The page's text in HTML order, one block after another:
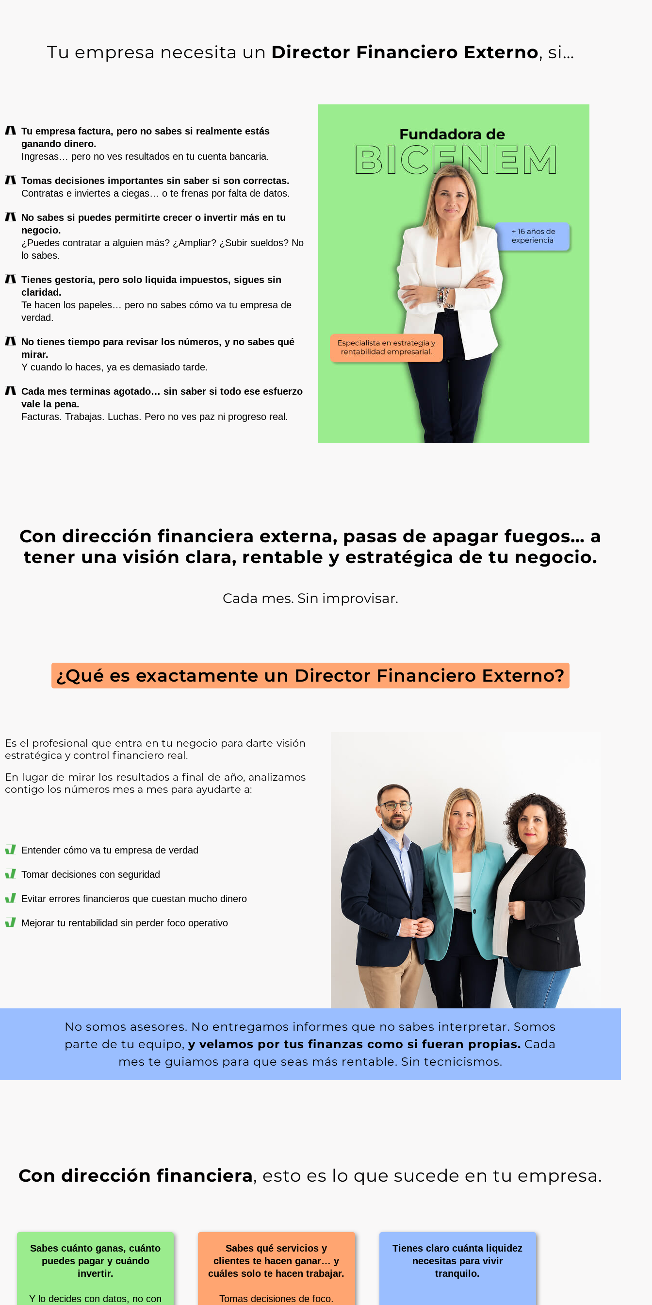
Tu empresa necesita un Director Financiero Externo, si…
Tu empresa factura, pero no sabes si realmente estás
ganando dinero.
Ingresas… pero no ves resultados en tu cuenta bancaria.
Tomas decisiones importantes sin saber si son correctas.
Contratas e inviertes a ciegas… o te frenas por falta de datos.
No sabes si puedes permitirte crecer o invertir más en tu
negocio.
¿Puedes contratar a alguien más? ¿Ampliar? ¿Subir sueldos? No
lo sabes.
Tienes gestoría, pero solo liquida impuestos, sigues sin
claridad.
Te hacen los papeles… pero no sabes cómo va tu empresa de
verdad.
No tienes tiempo para revisar los números, y no sabes qué
mirar.
Y cuando lo haces, ya es demasiado tarde.
Cada mes terminas agotado… sin saber si todo ese esfuerzo
vale la pena.
Facturas. Trabajas. Luchas. Pero no ves paz ni progreso real.
Con dirección financiera externa, pasas de apagar fuegos… a
tener una visión clara, rentable y estratégica de tu negocio.
Cada mes. Sin improvisar.
¿Qué es exactamente un Director Financiero Externo?
Es el profesional que entra en tu negocio para darte visión
estratégica y control financiero real.
En lugar de mirar los resultados a final de año, analizamos
contigo los números mes a mes para ayudarte a:
Entender cómo va tu empresa de verdad
Tomar decisiones con seguridad
Evitar errores financieros que cuestan mucho dinero
Mejorar tu rentabilidad sin perder foco operativo
No somos asesores. No entregamos informes que no sabes interpretar. Somos
parte de tu equipo,y velamos por tus finanzas como si fueran propias. Cada
mes te guiamos para que seas más rentable. Sin tecnicismos.
Con dirección financiera, esto es lo que sucede en tu empresa.
Sabes cuánto ganas, cuánto
puedes pagar y cuándo
invertir.
Y lo decides con datos, no con
Sabes qué servicios y
clientes te hacen ganar… y
cuáles solo te hacen trabajar.
Tomas decisiones de foco.
Tienes claro cuánta liquidez
necesitas para vivir
tranquilo.